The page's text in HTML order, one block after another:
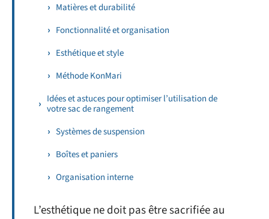
Matières et durabilité
Fonctionnalité et organisation
Esthétique et style
Méthode KonMari
Idées et astuces pour optimiser l’utilisation de
votre sac de rangement
Systèmes de suspension
Boîtes et paniers
Organisation interne
L’esthétique ne doit pas être sacrifiée au